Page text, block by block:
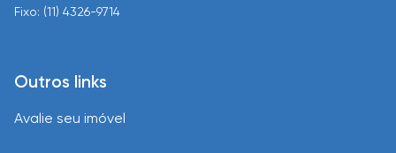
Fixo: (11) 4326-9714
Outros links
Avalie seu imóvel